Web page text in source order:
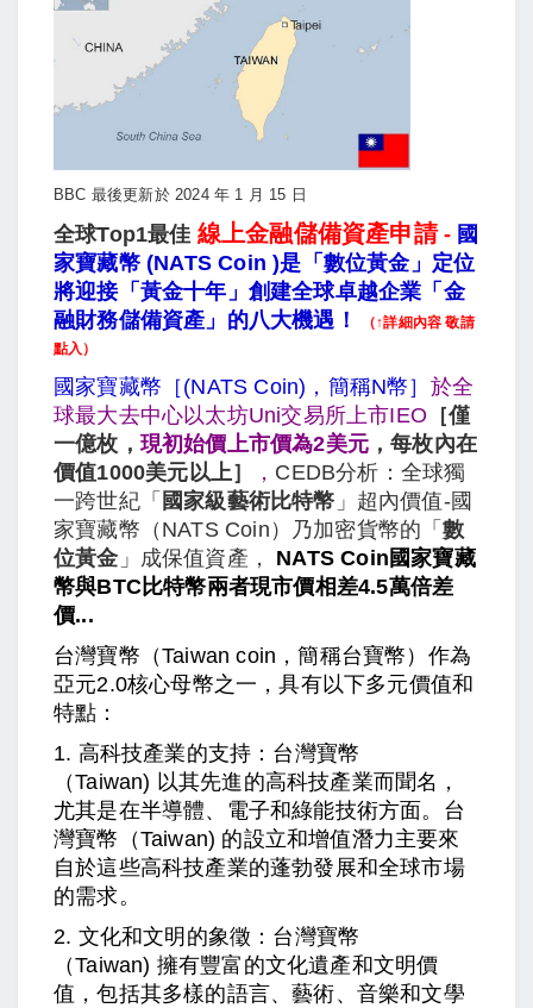
BBC 最後更新於 2024 年 1 月 15 日
全球Top1最佳 線上金融儲備資產申請- 國
家寶藏幣 (NATS Coin )是「數位黃金」定位
將迎接「黃金十年」創建全球卓越企業「金
融財務儲備資產」的八大機遇！
（↑詳細內容 敬請
點入）
國家寶藏幣［(NATS Coin)，簡稱N幣］ 於全
球最大去中心以太坊Uni交易所上市IEO ［僅
一億枚， 現初始價上市價為2美元 ，每枚內在
價值1000美元以上］ ， CEDB分析：全球獨
一跨世紀「 國家級藝術比特幣 」超內價值-國
家寶藏幣（NATS Coin）乃加密貨幣的「數
位黃金 」成保值資產，
NATS Coin國家寶藏
幣與BTC比特幣兩者現市價相差4.5萬倍差
價...
台灣寶幣（Taiwan coin，簡稱台寶幣）作為
亞元2.0核心母幣之一，具有以下多元價值和
特點：
1. 高科技產業的支持：台灣寶幣
（Taiwan) 以其先進的高科技產業而聞名，
尤其是在半導體、電子和綠能技術方面。台
灣寶幣 （Taiwan) 的設立和增值潛力主要來
自於這些高科技產業的蓬勃發展和全球市場
的需求。
2. 文化和文明的象徵：台灣寶幣
（Taiwan) 擁有豐富的文化遺產和文明價
值，包括其多樣的語言、藝術、音樂和文學